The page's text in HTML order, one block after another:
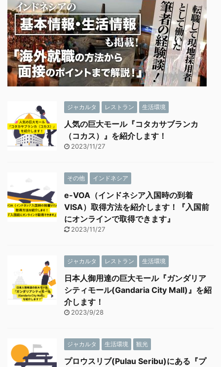
ジャカルタ レストラン 生活環境
人気の巨大モール『コタカサブランカ
（コカス）』を紹介します！
2023/11/27
その他 インドネシア
e-VOA（インドネシア入国時の到着
VISA）取得方法を紹介します！『入国前
にオンラインで取得できます』
2023/11/27
ジャカルタ レストラン 生活環境
日本人御用達の巨大モール『ガンダリア
シティモール(Gandaria City Mall)』を紹
介します！
2023/9/28
ジャカルタ 生活環境 観光
プロウスリブ(Pulau Seribu)にある『プ